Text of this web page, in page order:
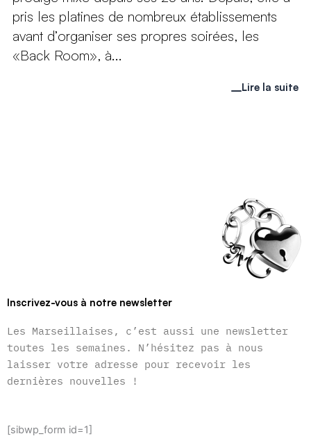
pris les platines de nombreux établissements
avant d’organiser ses propres soirées, les
«Back Room», à...
Lire la suite
Inscrivez-vous à notre newsletter
Les Marseillaises, c’est aussi une newsletter
toutes les semaines. N’hésitez pas à nous
laisser votre adresse pour recevoir les
dernières nouvelles !
[sibwp_form id=1]